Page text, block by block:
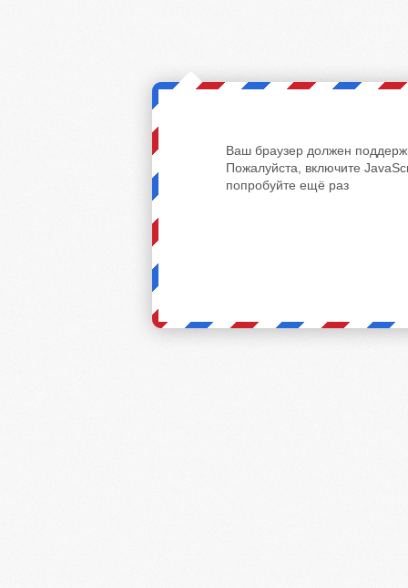
Ваш браузер должен
Пожалуйста, включите
попробуйте ещё раз